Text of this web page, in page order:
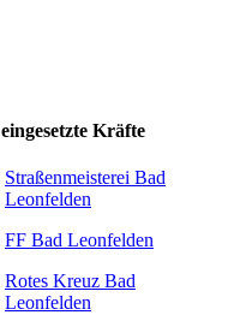
eingesetzte Kräfte
Straßenmeisterei Bad
Leonfelden
FF Bad Leonfelden
Rotes Kreuz Bad
Leonfelden